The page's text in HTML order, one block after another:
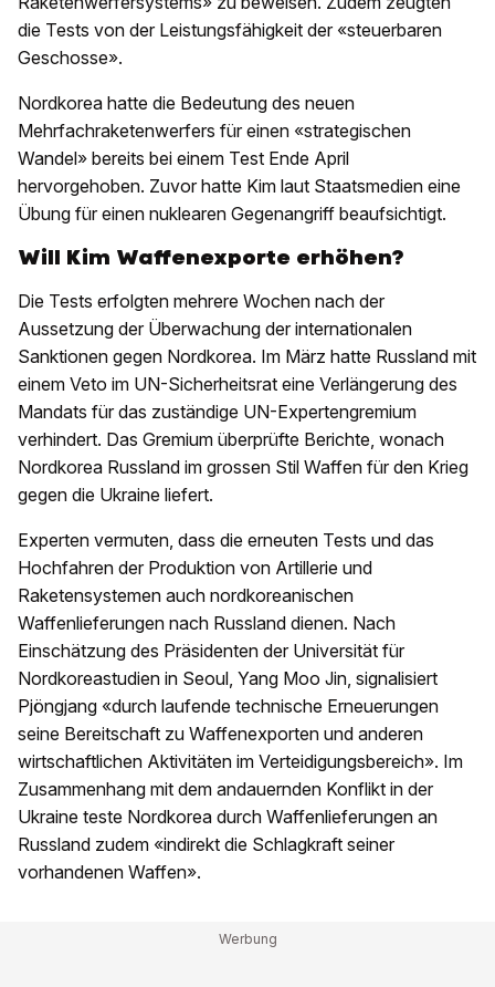
die Tests von der Leistungsfähigkeit der «steuerbaren
Geschosse».
Nordkorea hatte die Bedeutung des neuen
Mehrfachraketenwerfers für einen «strategischen
Wandel» bereits bei einem Test Ende April
hervorgehoben. Zuvor hatte Kim laut Staatsmedien eine
Übung für einen nuklearen Gegenangriff beaufsichtigt.
Will Kim Waffenexporte erhöhen?
Die Tests erfolgten mehrere Wochen nach der
Aussetzung der Überwachung der internationalen
Sanktionen gegen Nordkorea. Im März hatte Russland mit
einem Veto im UN-Sicherheitsrat eine Verlängerung des
Mandats für das zuständige UN-Expertengremium
verhindert. Das Gremium überprüfte Berichte, wonach
Nordkorea Russland im grossen Stil Waffen für den Krieg
gegen die Ukraine liefert.
Experten vermuten, dass die erneuten Tests und das
Hochfahren der Produktion von Artillerie und
Raketensystemen auch nordkoreanischen
Waffenlieferungen nach Russland dienen. Nach
Einschätzung des Präsidenten der Universität für
Nordkoreastudien in Seoul, Yang Moo Jin, signalisiert
Pjöngjang «durch laufende technische Erneuerungen
seine Bereitschaft zu Waffenexporten und anderen
wirtschaftlichen Aktivitäten im Verteidigungsbereich». Im
Zusammenhang mit dem andauernden Konflikt in der
Ukraine teste Nordkorea durch Waffenlieferungen an
Russland zudem «indirekt die Schlagkraft seiner
vorhandenen Waffen».